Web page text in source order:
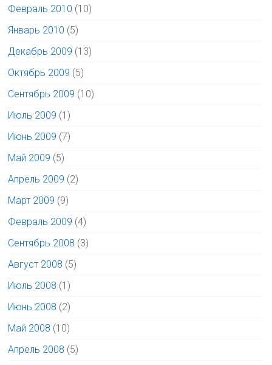
Февраль 2010 (10)
Январь 2010 (5)
Декабрь 2009 (13)
Октябрь 2009 (5)
Сентябрь 2009 (10)
Июль 2009 (1)
Июнь 2009 (7)
Май 2009 (5)
Апрель 2009 (2)
Март 2009 (9)
Февраль 2009 (4)
Сентябрь 2008 (3)
Август 2008 (5)
Июль 2008 (1)
Июнь 2008 (2)
Май 2008 (10)
Апрель 2008 (5)